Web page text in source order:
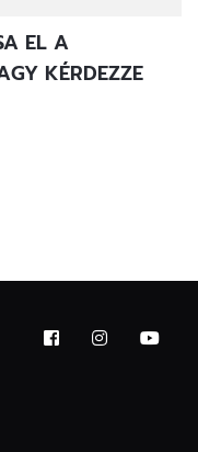
EL A
KÉRDEZZE